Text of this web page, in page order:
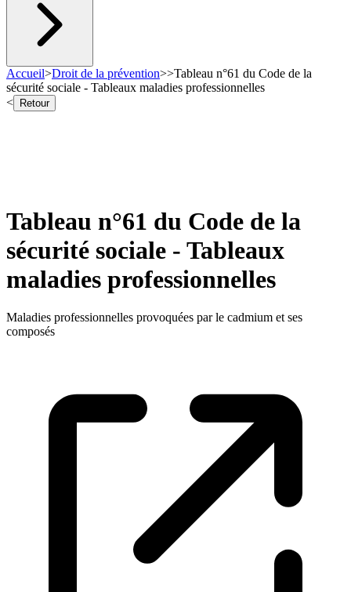
Accueil>Droit de la prévention>>Tableau n°61 du Code de la
sécurité sociale - Tableaux maladies professionnelles
<
Retour
Tableau n°61 du Code de la
sécurité sociale - Tableaux
maladies professionnelles
Maladies professionnelles provoquées par le cadmium et ses
composés